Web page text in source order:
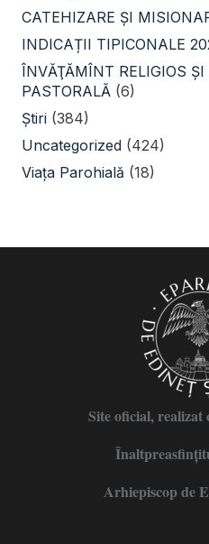
CATEHIZARE ŞI
INDICAȚII TIPICONALE
ÎNVĂŢĂMÎNT RELIGIOS
PASTORALĂ (6)
Știri (384)
Uncategorized (424)
Viața Parohială (18)
Site oficial,
Arhiepiscop de